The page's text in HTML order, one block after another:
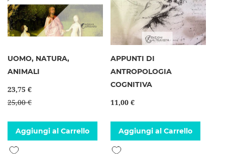
UOMO, NATURA,
ANIMALI
23,75 €
25,00 €
Aggiungi al Carrello
Aggiungi alla lista desideri
APPUNTI DI
ANTROPOLOGIA
COGNITIVA
11,00 €
Aggiungi al Carrello
Aggiungi alla lista desideri